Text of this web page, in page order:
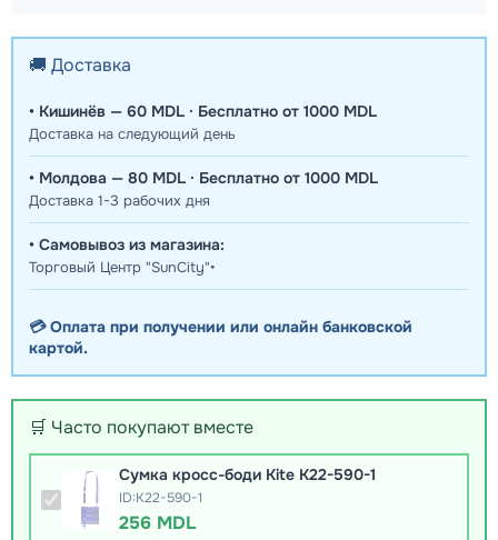
🚚 Доставка
• Кишинёв — 60 MDL · Бесплатно от 1000 MDL
Доставка на следующий день
• Молдова — 80 MDL · Бесплатно от 1000 MDL
Доставка 1-3 рабочих дня
• Самовывоз из магазина:
Торговый Центр "SunCity"•
💳 Оплата при получении или онлайн банковской
картой.
🛒 Часто покупают вместе
Сумка кросс-боди Kite K22-590-1
ID:K22-590-1
256 MDL